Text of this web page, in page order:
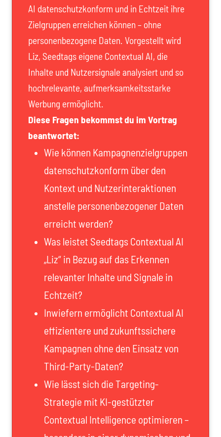
AI datenschutzkonform und in Echtzeit ihre
Zielgruppen erreichen können – ohne
personenbezogene Daten. Vorgestellt wird
Liz, Seedtags eigene Contextual AI, die
Inhalte und Nutzersignale analysiert und so
hochrelevante, aufmerksamkeitsstarke
Werbung ermöglicht.
Diese Fragen bekommst du im Vortrag
beantwortet:
Wie können Kampagnenzielgruppen
datenschutzkonform über den
Kontext und Nutzerinteraktionen
anstelle personenbezogener Daten
erreicht werden?
Was leistet Seedtags Contextual AI
„Liz“ in Bezug auf das Erkennen
relevanter Inhalte und Signale in
Echtzeit?
Inwiefern ermöglicht Contextual AI
effizientere und zukunftssichere
Kampagnen ohne den Einsatz von
Third-Party-Daten?
Wie lässt sich die Targeting-
Strategie mit KI-gestützter
Contextual Intelligence optimieren –